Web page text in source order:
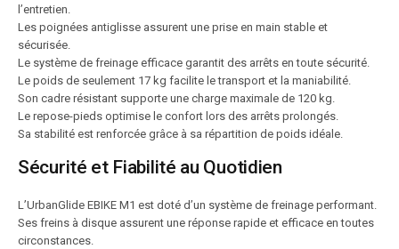
l’entretien.
Les poignées antiglisse assurent une prise en main stable et
sécurisée.
Le système de freinage efficace garantit des arrêts en toute sécurité.
Le poids de seulement 17 kg facilite le transport et la maniabilité.
Son cadre résistant supporte une charge maximale de 120 kg.
Le repose-pieds optimise le confort lors des arrêts prolongés.
Sa stabilité est renforcée grâce à sa répartition de poids idéale.
Sécurité et Fiabilité au Quotidien
L’UrbanGlide EBIKE M1 est doté d’un système de freinage performant.
Ses freins à disque assurent une réponse rapide et efficace en toutes
circonstances.